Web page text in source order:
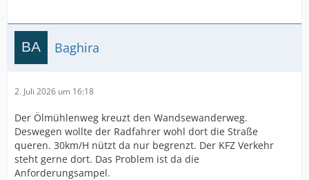
Baghira
2. Juli 2026 um 16:18
Der Ölmühlenweg kreuzt den Wandsewanderweg.
Deswegen wollte der Radfahrer wohl dort die Straße
queren. 30km/H nützt da nur begrenzt. Der KFZ Verkehr
steht gerne dort. Das Problem ist da die
Anforderungsampel.